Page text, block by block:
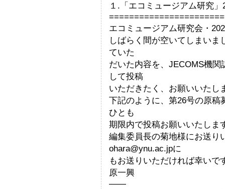
１.「エコミュージアム研究
エコミュージアム研究会・
しばらく間が空いてしまいま
ていた
だいた内容を、JECOMS機
して投稿
いただきたく、お願いいたし
下記のように、第26号の原
ひとも
期限内で投稿お願いいたしま
編集委員長の菊地様にお送り
ohara@ynu.ac.jpに
もお送りいた
原一興
——